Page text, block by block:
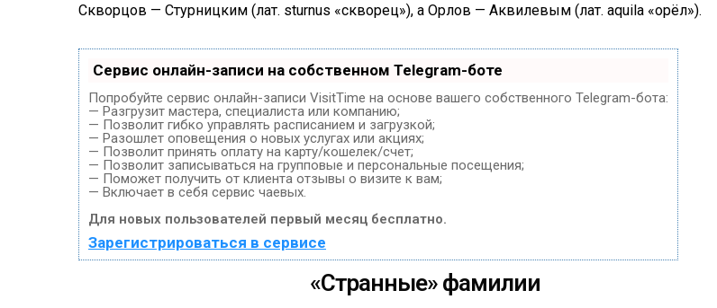
Скворцов — Стурницким (лат. sturnus «скворец»), а Орлов — Аквилевым (лат. aquila «орёл»).
Сервис онлайн-записи на собственном Telegram-боте
Попробуйте сервис онлайн-записи VisitTime на основе вашего собственного Telegram-бота:
— Разгрузит мастера, специалиста или компанию;
— Позволит гибко управлять расписанием и загрузкой;
— Разошлет оповещения о новых услугах или акциях;
— Позволит принять оплату на карту/кошелек/счет;
— Позволит записываться на групповые и персональные посещения;
— Поможет получить от клиента отзывы о визите к вам;
— Включает в себя сервис чаевых.
Для новых пользователей первый месяц бесплатно.
Зарегистрироваться в сервисе
«Странные» фамилии